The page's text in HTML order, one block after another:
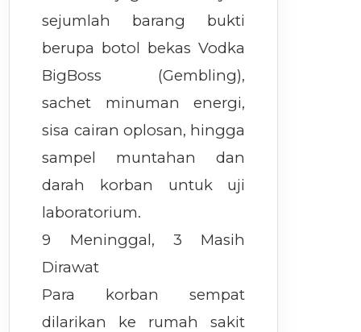
sejumlah barang bukti
berupa botol bekas Vodka
BigBoss (Gembling),
sachet minuman energi,
sisa cairan oplosan, hingga
sampel muntahan dan
darah korban untuk uji
laboratorium.
9 Meninggal, 3 Masih
Dirawat
Para korban sempat
dilarikan ke rumah sakit